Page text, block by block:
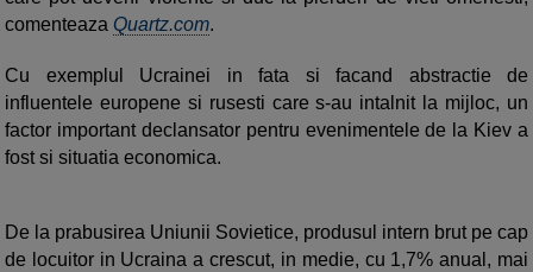
comenteaza Quartz.com.
Cu exemplul Ucrainei in fata si facand abstractie de
influentele europene si rusesti care s-au intalnit la mijloc, un
factor important declansator pentru evenimentele de la Kiev a
fost si situatia economica.
De la prabusirea Uniunii Sovietice, produsul intern brut pe cap
de locuitor in Ucraina a crescut, in medie, cu 1,7% anual, mai